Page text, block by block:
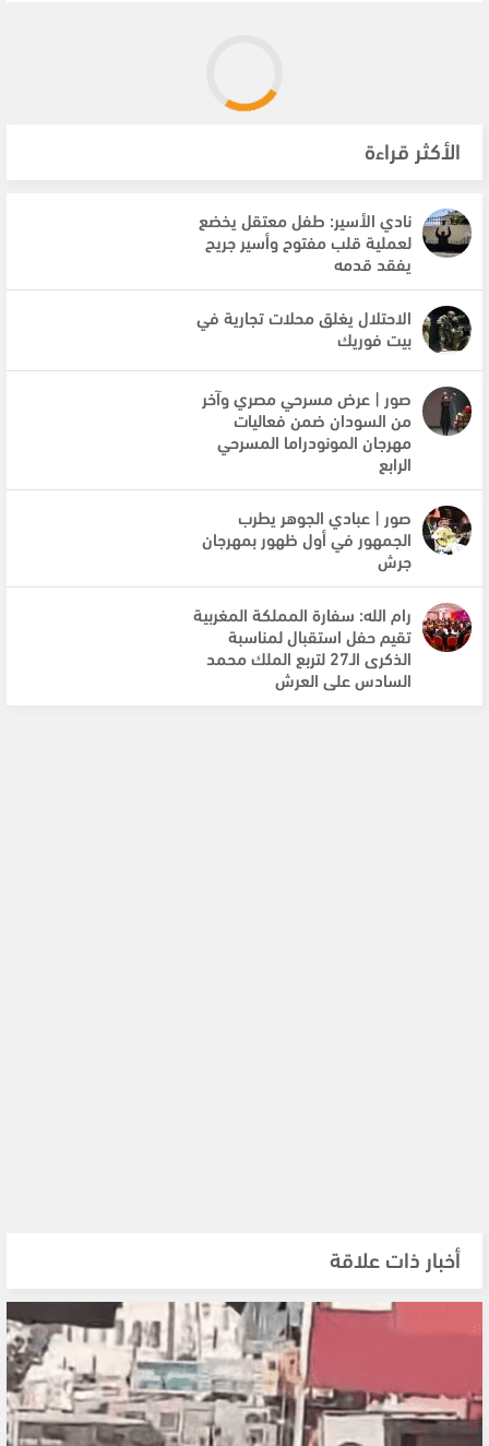
الأكثر قراءة
نادي الأسير: طفل معتقل يخضع
لعملية قلب مفتوح وأسير جريح
يفقد قدمه
الاحتلال يغلق محلات تجارية في
بيت فوريك
صور | عرض مسرحي مصري وآخر
من السودان ضمن فعاليات
مهرجان المونودراما المسرحي
الرابع
صور | عبادي الجوهر يطرب
الجمهور في أول ظهور بمهرجان
جرش
رام الله: سفارة المملكة المغربية
تقيم حفل استقبال لمناسبة
الذكرى الـ27 لتربع الملك محمد
السادس على العرش
أخبار ذات علاقة